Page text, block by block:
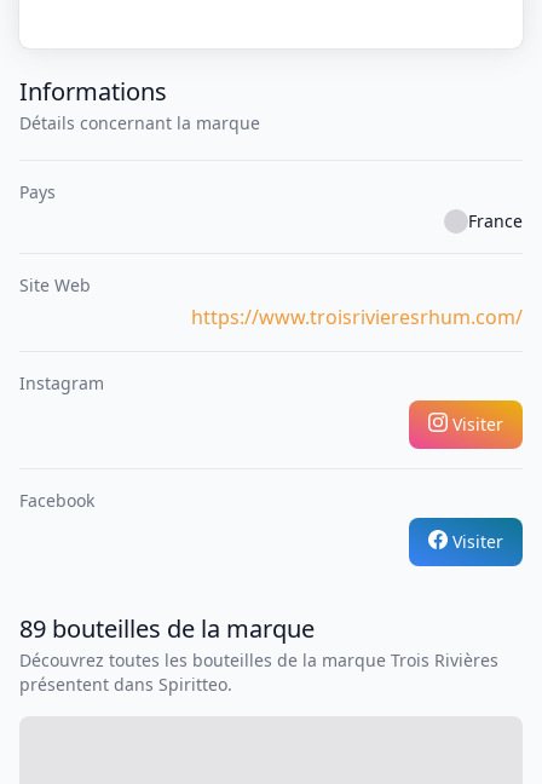
Informations
Détails concernant la marque
Pays
France
Site Web
https://www.troisrivieresrhum.com/
Instagram
Visiter
Facebook
Visiter
89 bouteilles de la marque
Découvrez toutes les bouteilles de la marque Trois Rivières
présentent dans Spiritteo.